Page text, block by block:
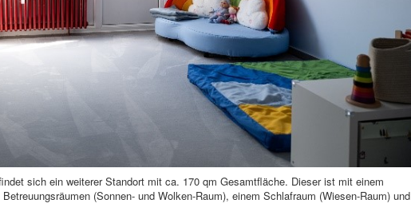
sich ein weiterer Standort mit ca. 170 qm Gesamtfläche. Dieser ist mit einem
(Sonnen- und Wolken-Raum), einem Schlafraum (Wiesen-Raum) und